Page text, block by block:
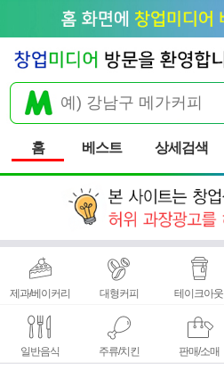
홈 베스트 상세검색
제과/베이커리 대형커피 테이크아웃
일반음식 주류/치킨 판매/소매